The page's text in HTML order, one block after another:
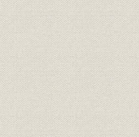
第五節 低熱セメント
「アサノマスコンセメ
第二章 湿式工場の大増設
第一節 台湾工場の増設
第二節 北海道工場の増設